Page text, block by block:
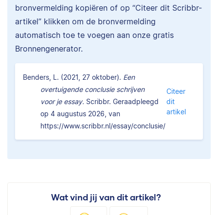
bronvermelding kopiëren of op “Citeer dit Scribbr-
artikel” klikken om de bronvermelding
automatisch toe te voegen aan onze gratis
Bronnengenerator.
Benders, L. (2021, 27 oktober). Een
overtuigende conclusie schrijven
voor je essay. Scribbr. Geraadpleegd
op 4 augustus 2026, van
https://www.scribbr.nl/essay/conclusie/
Citeer
dit
artikel
Wat vind jij van dit artikel?